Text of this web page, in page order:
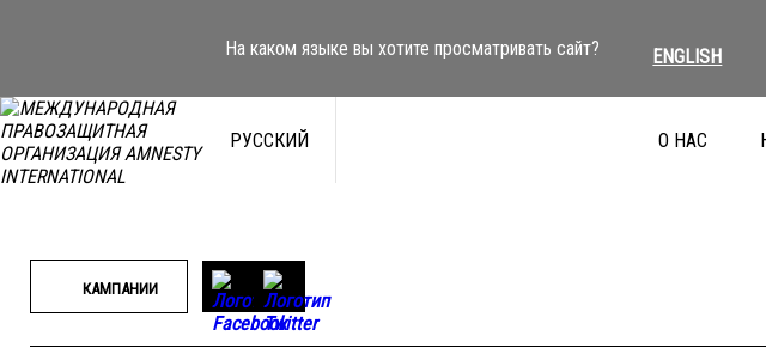
На каком языке вы хотите просматривать сайт? ENGLISH
РУССКИЙ О НАС
КАМПАНИИ